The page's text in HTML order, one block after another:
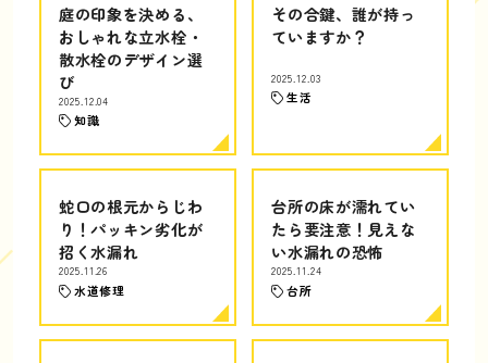
庭の印象を決める、
おしゃれな立水栓・
散水栓のデザイン選
び
2025.12.04
知識
その合鍵、誰が持っ
ていますか？
2025.12.03
生活
蛇口の根元からじわ
り！パッキン劣化が
招く水漏れ
2025.11.26
水道修理
台所の床が濡れてい
たら要注意！見えな
い水漏れの恐怖
2025.11.24
台所